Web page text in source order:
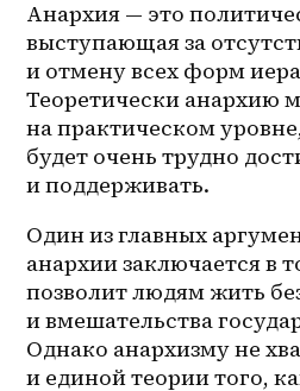
Анархия — это
выступающая за
и отмену всех форм
Теоретически анархию
на практическом
будет очень трудно
и поддерживать.
Один из главных
анархии заключается в
позволит людям жить
и вмешательства
Однако анархизму не
и единой теории того,